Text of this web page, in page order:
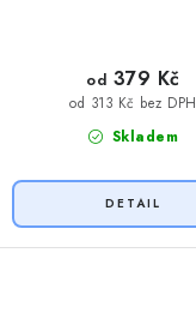
Skladem
od 313 Kč bez DPH
od 379 Kč